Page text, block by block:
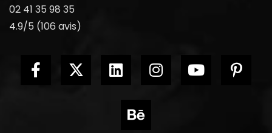
02 41 35 98 35
4.9/5 (106 avis)